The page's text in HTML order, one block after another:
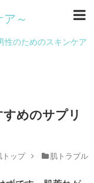
～
性のためのスキンケア
めのサプリ
トップ 肌トラブル